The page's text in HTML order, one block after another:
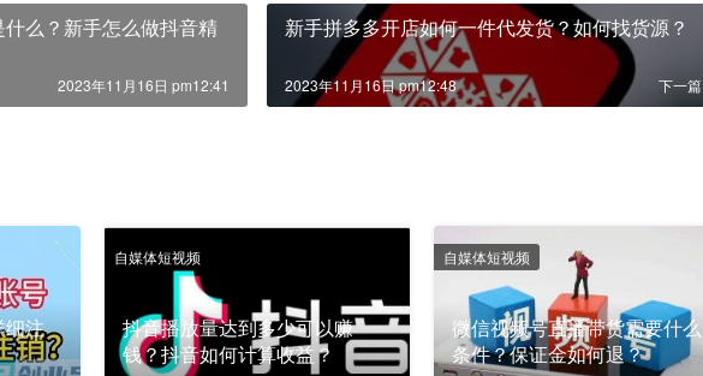
么？新手怎么做抖音精
2023年11月16日 pm12:41
新手拼多多开店如何一件代发货？如何找货源？
下一篇
2023年11月16日 pm12:48
细注
抖音播放量达到多少可以赚
钱？抖音如何计算收益？
自媒体短视频
微信视频号直播带货需要什么
条件？保证金如何退？
自媒体短视频